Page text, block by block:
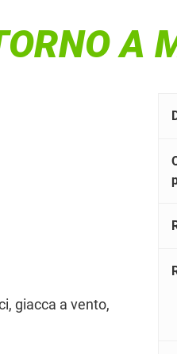
A
giacca a vento,